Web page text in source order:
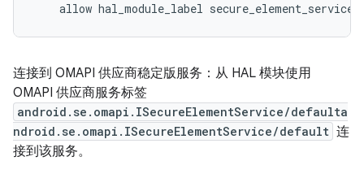
allow hal_module_label
连接到 OMAPI 供应商稳定版服务：从 HAL 模块使用
OMAPI 供应商服务标签
android.se.omapi.ISecureElementService/defaulta
ndroid.se.omapi.ISecureElementService/default 连
接到该服务。